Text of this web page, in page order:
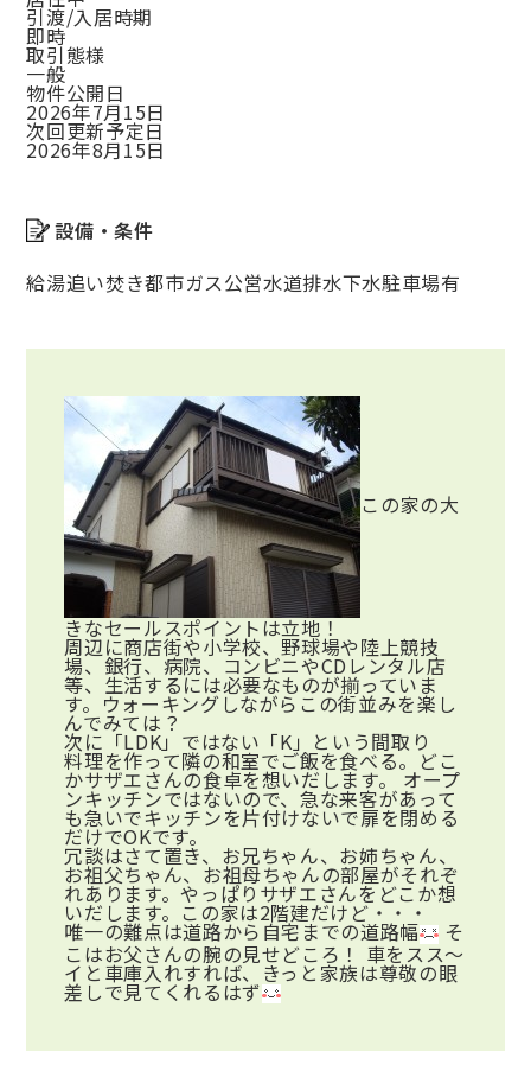
引渡/入居時期
即時
取引態様
一般
物件公開日
2026年7月15日
次回更新予定日
2026年8月15日
設備・条件
給湯追い焚き都市ガス公営水道排水下水駐車場有
この家の大
きなセールスポイントは立地！
周辺に商店街や小学校、野球場や陸上競技
場、銀行、病院、コンビニやCDレンタル店
等、生活するには必要なものが揃っていま
す。ウォーキングしながらこの街並みを楽し
んでみては？
次に「LDK」ではない「K」という間取り
料理を作って隣の和室でご飯を食べる。どこ
かサザエさんの食卓を想いだします。 オープ
ンキッチンではないので、急な来客があって
も急いでキッチンを片付けないで扉を閉める
だけでOKです。
冗談はさて置き、お兄ちゃん、お姉ちゃん、
お祖父ちゃん、お祖母ちゃんの部屋がそれぞ
れあります。やっぱりサザエさんをどこか想
いだします。この家は2階建だけど・・・
唯一の難点は道路から自宅までの道路幅 そ
こはお父さんの腕の見せどころ！ 車をスス～
イと車庫入れすれば、きっと家族は尊敬の眼
差しで見てくれるはず